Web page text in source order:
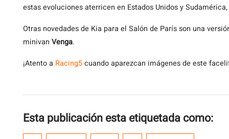
estas evoluciones aterricen en Estados Unidos y
Otras novedades de Kia para el Salón de París son una
minivan Venga.
¡Atento a Racing5cuando aparezcan imágenes de este
Esta publicación esta etiquetada como: